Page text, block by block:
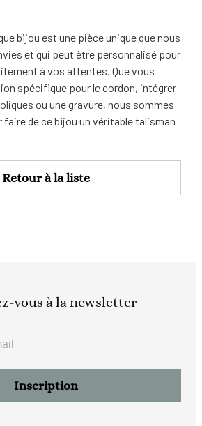
bijou est une pièce unique que nous
et qui peut être personnalisé pour
à vos attentes. Que vous
spécifique pour le cordon, intégrer
ou une gravure, nous sommes
de ce bijou un véritable talisman
Retour à la liste
vous à la newsletter